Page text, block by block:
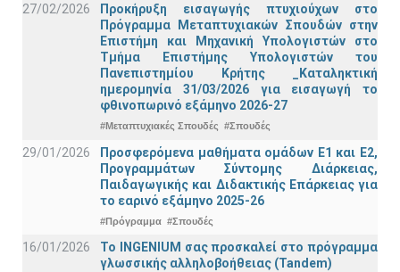
27/02/2026
Προκήρυξη εισαγωγής πτυχιούχων στo
Πρόγραμμα Μεταπτυχιακών Σπουδών στην
Επιστήμη και Μηχανική Υπολογιστών στο
Τμήμα Eπιστήμης Υπολογιστών του
Πανεπιστημίου Κρήτης _Καταληκτική
ημερομηνία 31/03/2026 για εισαγωγή το
φθινοπωρινό εξάμηνο 2026-27
#Μεταπτυχιακές Σπουδές #Σπουδές
29/01/2026
Προσφερόμενα μαθήματα ομάδων Ε1 και Ε2,
Προγραμμάτων Σύντομης Διάρκειας,
Παιδαγωγικής και Διδακτικής Επάρκειας για
το εαρινό εξάμηνο 2025-26
#Πρόγραμμα #Σπουδές
16/01/2026
Το INGENIUM σας προσκαλεί στο πρόγραμμα
γλωσσικής αλληλοβοήθειας (Tandem)